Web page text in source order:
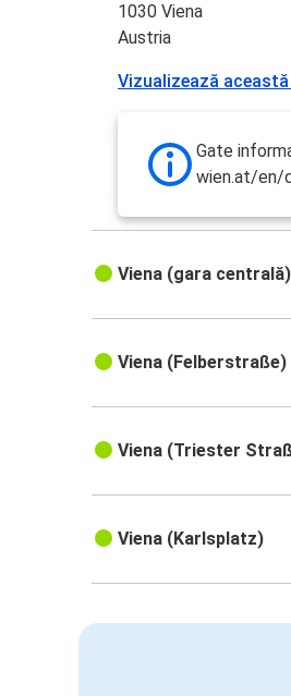
1030 Viena
Austria
Vizualizează
Gate
wien.at/en/
Viena (gara centrală)
Viena
Viena (Triester
Viena (Karlsplatz)